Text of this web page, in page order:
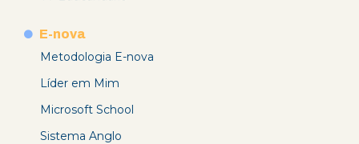
E-nova
Metodologia E-nova
Líder em Mim
Microsoft School
Sistema Anglo